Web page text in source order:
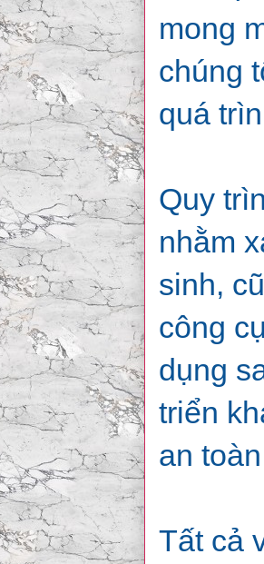
mong
chúng
quá
Quy
nhằm
sinh,
công
dụng
triển
an
Tất cả